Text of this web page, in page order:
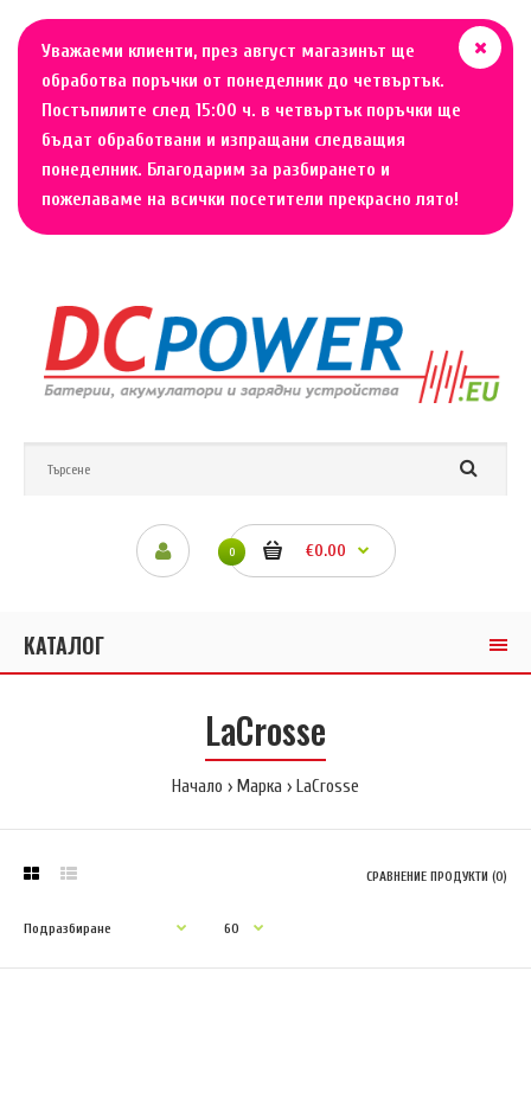
Уважаеми клиенти, през август магазинът ще
обработва поръчки от понеделник до четвъртък.
Постъпилите след 15:00 ч. в четвъртък поръчки ще
бъдат обработвани и изпращани следващия
понеделник. Благодарим за разбирането и
пожелаваме на всички посетители прекрасно лято!
0 €0.00
КАТАЛОГ
LaCrosse
Начало Марка LaCrosse
СРАВНЕНИЕ ПРОДУКТИ (0)